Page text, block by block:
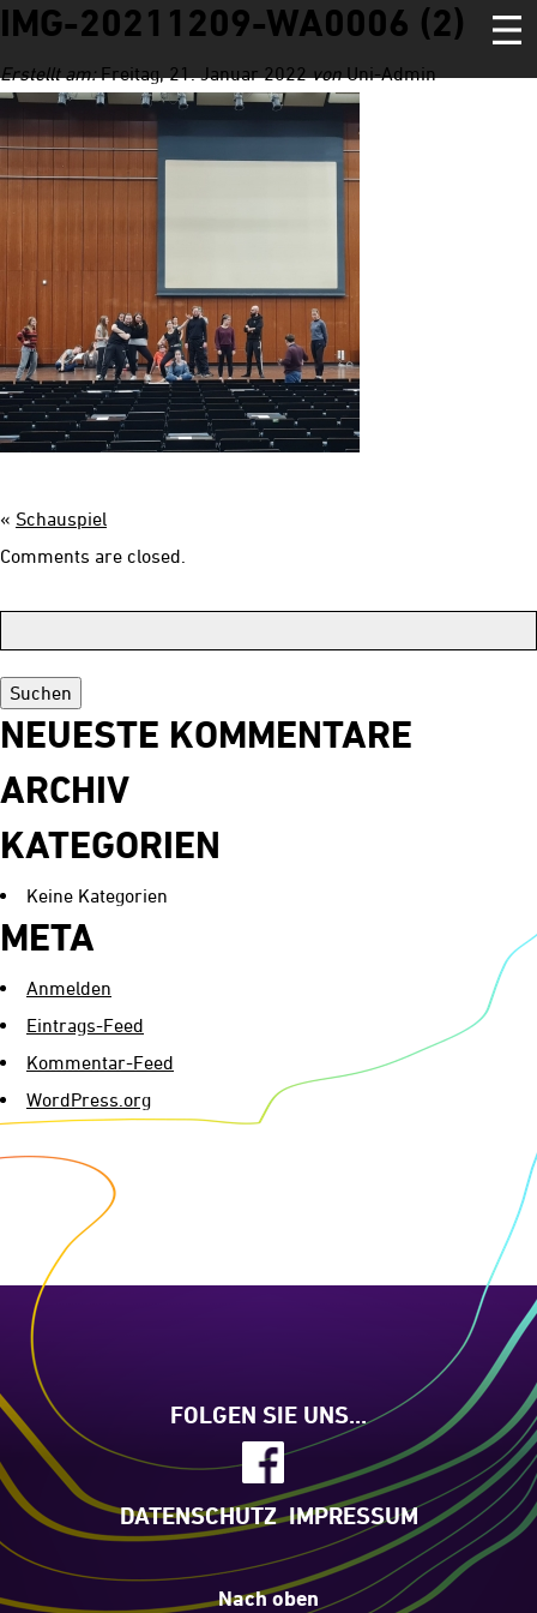
Home
Linie 1
Imagine
Aida
Natürlich Blond
Cats
The Wizard of Oz
IMG-20211209-WA0006 (2)
Erstellt am:Freitag, 21. Januar 2022vonUni-Admin
« Schauspiel
Comments are closed.
NEUESTE KOMMENTARE
ARCHIV
KATEGORIEN
Keine Kategorien
META
Anmelden
Eintrags-Feed
Kommentar-Feed
WordPress.org
FOLGEN SIE UNS...
DATENSCHUTZ IMPRESSUM
Nach oben